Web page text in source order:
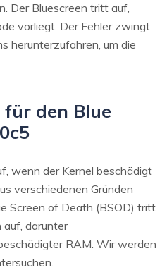
Der Bluescreen tritt auf,
vorliegt. Der Fehler zwingt
herunterzufahren, um die
für den Blue
wenn der Kernel beschädigt
verschiedenen Gründen
Screen of Death (BSOD) tritt
auf, darunter
RAM. Wir werden